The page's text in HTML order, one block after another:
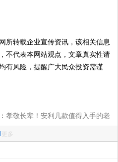
所转载企业宣传资讯，该相关信息
不代表本网站观点，文章真实性请
有风险，提醒广大民众投资需谨
孝敬长辈！安利几款值得入手的老
更多